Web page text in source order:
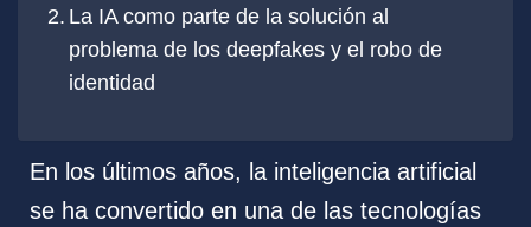
La IA como parte de la solución al
problema de los deepfakes y el robo de
identidad
En los últimos años, la inteligencia artificial
se ha convertido en una de las tecnologías